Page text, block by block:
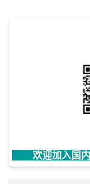
欢迎加入国